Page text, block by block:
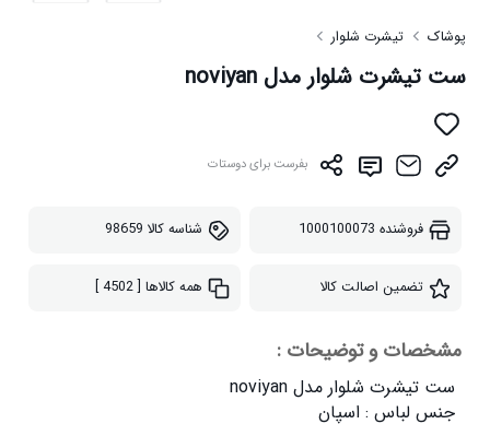
پوشاک تیشرت شلوار
ست تیشرت شلوار مدل noviyan
بفرست برای دوستات
فروشنده 1000100073 شناسه کالا 98659
تضمین اصالت کالا همه کالاها [ 4502 ]
مشخصات و توضیحات :